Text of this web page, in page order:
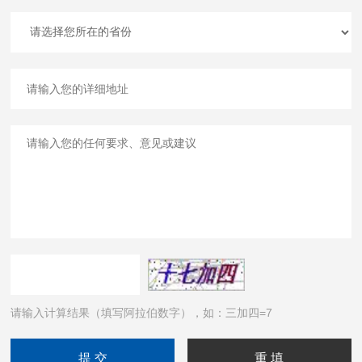
请输入计算结果（填写阿拉伯数字），如：三加四=7